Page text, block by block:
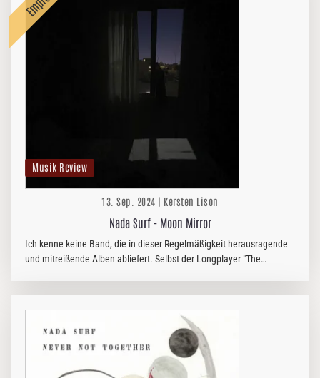
Musik Review
13. Sep. 2024 | Kersten Lison
Nada Surf - Moon Mirror
Ich kenne keine Band, die in dieser Regelmäßigkeit herausragende
und mitreißende Alben abliefert. Selbst der Longplayer "The